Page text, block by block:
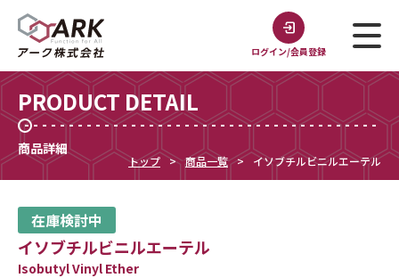
ログイン/会員登録
PRODUCT DETAIL
商品詳細
トップ 商品一覧 イソブチルビニルエーテル
在庫検討中
イソブチルビニルエーテル
Isobutyl Vinyl Ether